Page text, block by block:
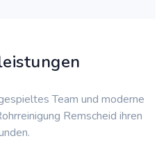
Team und moderne
Remscheid ihren